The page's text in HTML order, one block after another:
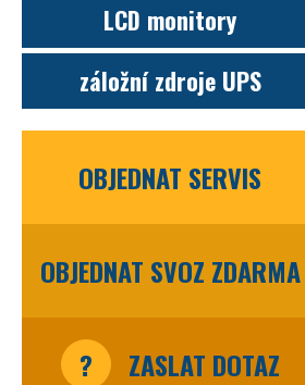
LCD monitory
záložní zdroje UPS
OBJEDNAT SERVIS
OBJEDNAT SVOZ ZDARMA
? ZASLAT DOTAZ